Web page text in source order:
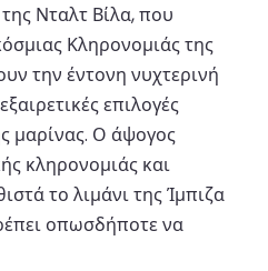
Νταλτ Βίλα, που
Κληρονομιάς της
την έντονη νυχτερινή
επιλογές
μαρίνας. Ο άψογος
κληρονομιάς και
το λιμάνι της Ίμπιζα
οπωσδήποτε να